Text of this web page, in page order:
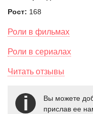
Рост: 168
Роли в фильмах
Роли в сериалах
Читать отзывы
Вы можете
прислав ее